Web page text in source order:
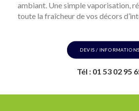
ambiant. Une simple vaporisation,
toute la fraîcheur de vos décors
DEVIS / INFORMATIONS
Tél : 01 53 02 95